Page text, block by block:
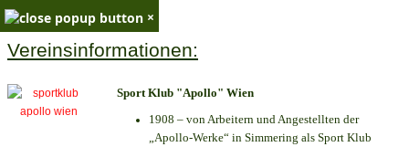
×
Vereinsinformationen:
Sport Klub "Apollo" Wien
1908 – von Arbeitern und Angestellten der
„Apollo-Werke“ in Simmering als Sport Klub